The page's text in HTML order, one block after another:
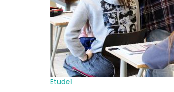
Etude1